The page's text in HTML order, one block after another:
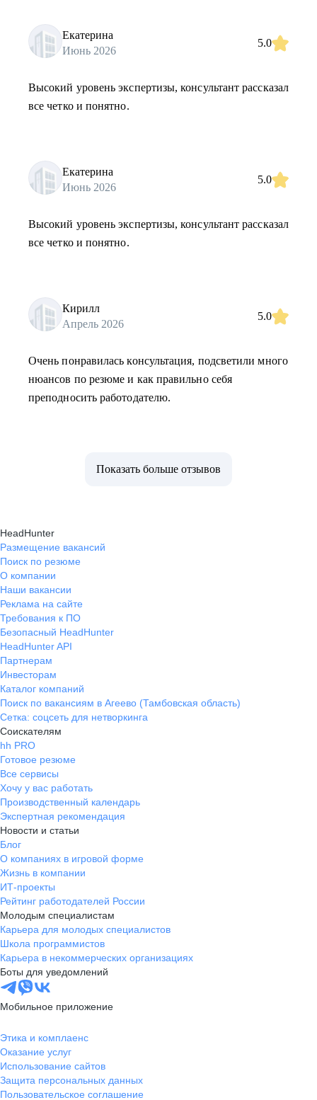
Екатерина
Июнь 2026
5.0
Высокий уровень экспертизы, консультант рассказал
все четко и понятно.
Екатерина
Июнь 2026
5.0
Высокий уровень экспертизы, консультант рассказал
все четко и понятно.
Кирилл
Апрель 2026
5.0
Очень понравилась консультация, подсветили много
нюансов по резюме и как правильно себя
преподносить работодателю.
Показать больше отзывов
HeadHunter
Размещение вакансий
Поиск по резюме
О компании
Наши вакансии
Реклама на сайте
Требования к ПО
Безопасный HeadHunter
HeadHunter API
Партнерам
Инвесторам
Каталог компаний
Поиск по вакансиям в Агеево (Тамбовская область)
Сетка: соцсеть для нетворкинга
Соискателям
hh PRO
Готовое резюме
Все сервисы
Хочу у вас работать
Производственный календарь
Экспертная рекомендация
Новости и статьи
Блог
О компаниях в игровой форме
Жизнь в компании
ИТ-проекты
Рейтинг работодателей России
Молодым специалистам
Карьера для молодых специалистов
Школа программистов
Карьера в некоммерческих организациях
Боты для уведомлений
Мобильное приложение
Этика и комплаенс
Оказание услуг
Использование сайтов
Защита персональных данных
Пользовательское соглашение